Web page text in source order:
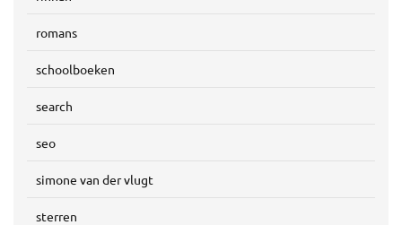
romans
schoolboeken
search
seo
simone van der vlugt
sterren